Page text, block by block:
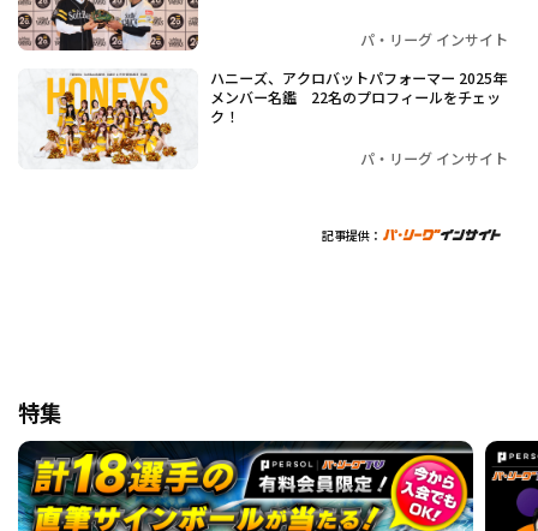
パ・リーグ インサイト
ハニーズ、アクロバットパフォーマー 2025年
メンバー名鑑 22名のプロフィールをチェッ
ク！
パ・リーグ インサイト
記事提供：
特集